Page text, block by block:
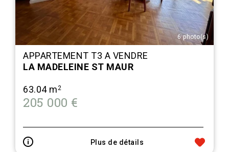
6 photo(s)
APPARTEMENT T3 A VENDRE
LA MADELEINE ST MAUR
63.04 m2
205 000 €
Plus de détails